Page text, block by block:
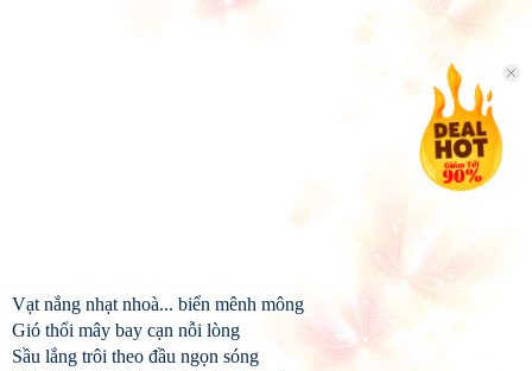
Vạt nắng nhạt nhoà... biển mênh mông
Gió thổi mây bay cạn nỗi lòng
Sầu lắng trôi theo đầu ngọn sóng